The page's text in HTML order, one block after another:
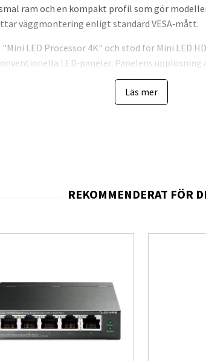
ram och en kompakt profil som gör
väggmontering enligt standard VESA‑mått.
LED Processor 4K" och stöd för Mini LED
LED‑paneler. Panelens upplösning
50 Hz, med Motion Xcelerator för
tillsammans med Vision
utan externa boxar, samtidigt
Mini LED‑kontrast och adaptivt ljud ger tydlig
ett flerkanaligt intryck utan separat
direkt ur kartongen.
ger ökad lokal dimning och bättre kontrast —
kontroll av bakgrundsljus jämfört med
skarpare detaljåtergivning — praktisk nytta:
Läs mer